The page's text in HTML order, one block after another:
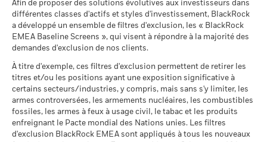
Le rendement de votre investissement peut augmenter ou
diminuer en raison des fluctuations des devises si votre
investissement est effectué dans une devise autre que celle
utilisée dans le calcul des performances passées. Source :
précompte mobilier belge de 30%. Le précompte mobilier
belge applicable aux intérêts inclus dans le prix de rachat des
actions de capitalisation et de distribution investissant plus
de 10% de leurs actifs dans des titres de créance s'élève à
Publication de la valeur nette d'inventaire:
www.blackrock.com/be, De Tijd,www.fundinfo.com . Pour toute
réclamation concernant ce compartiment, veuillez contacter
BlackRock au 02 402 49 00 ou par e-mail à l’adresse
belux@blackrock.com.Pour votre protection, les appels
téléphoniques sont souvent enregistrés.Vous pouvez
Favorable
Ce que vous pourriez obtenir après
Rendement annuel moyen
Le scénario de tension montre ce que vous pourriez obtenir
dans des situations de marché extrêmes.
au 17/juil./2026
Pointage de qualité ESG
MSCI (0-10)
4,29
Classification mondiale des
fonds selon Lipper
Bond Emerging Markets
Global HC
Moyenne pondérée de
l'intensité carbone MSCI
(tonnes de CO2e/M$ de
ventes)
1,24
Unies
au -
MSCI - Charbon thermique
au -
-
MSCI - Sables bitumineux
au -
Données sur la
-
(fr)
BlackRock Global Funds - Prospectus
(English)
BlackRock Global Funds - Prospectus (French
- Belgium^France)
Afin de proposer des solutions évolutives aux investisseurs dans
différentes classes d'actifs et styles d'investissement, BlackRock
a développé un ensemble de filtres d'exclusion, les « BlackRock
EMEA Baseline Screens », qui visent à répondre à la majorité des
demandes d'exclusion de nos clients.
À titre d'exemple, ces filtres d'exclusion permettent de retirer les
titres et/ou les positions ayant une exposition significative à
certains secteurs/industries, y compris, mais sans s'y limiter, les
armes controversées, les armements nucléaires, les combustibles
fossiles, les armes à feux à usage civil, le tabac et les produits
enfreignant le Pacte mondial des Nations unies. Les filtres
d'exclusion BlackRock EMEA sont appliqués à tous les nouveaux